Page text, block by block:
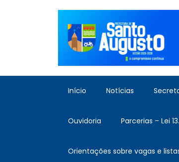
Início Notícias
Ouvidoria Parcerias – Lei
Orientações sobre vagas e